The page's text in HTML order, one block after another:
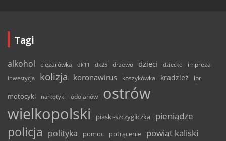
Tagi
alkohol ciężarówka dk11 dk25 drzewo dzieci dziecko
impreza
inwestycja
kolizja koronawirus koszykówka kradzież lpr
motocykl narkotyki odolanów
ostrów
wielkopolski
piaski-szczygliczka pieniądze
policja polityka pomoc potrącenie powiat kaliski